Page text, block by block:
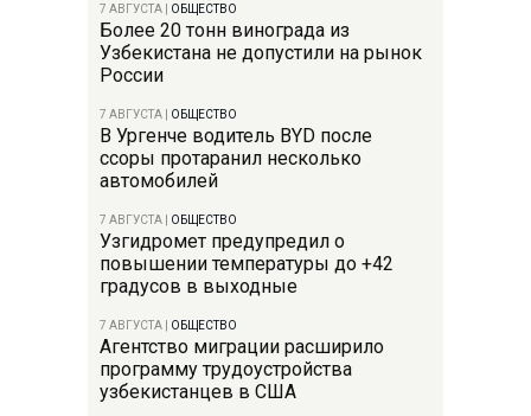
7 АВГУСТА ОБЩЕСТВО
Более 20 тонн винограда из
Узбекистана не допустили на рынок
России
7 АВГУСТА ОБЩЕСТВО
В Ургенче водитель BYD после
ссоры протаранил несколько
автомобилей
7 АВГУСТА ОБЩЕСТВО
Узгидромет предупредил о
повышении температуры до +42
градусов в выходные
7 АВГУСТА ОБЩЕСТВО
Агентство миграции расширило
программу трудоустройства
узбекистанцев в США